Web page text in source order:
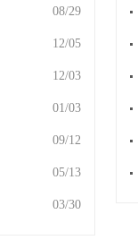
08/29
12/05
12/03
01/03
09/12
05/13
03/30